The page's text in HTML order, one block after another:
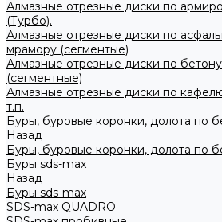
Алмазные отрезные диски по
(Турбо).
Алмазные отрезные диски по
мрамору (сегментые)
Алмазные отрезные диски по
(сегментные)
Алмазные отрезные диски по
т.п.
Буры, буровые коронки, долота по
Назад
Буры, буровые коронки, долота по
Буры sds-max
Назад
Буры sds-max
SDS-max QUADRO